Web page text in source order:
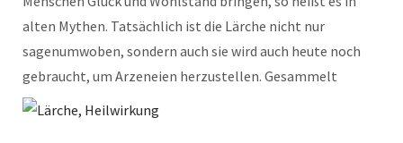
alten Mythen. Tatsächlich ist die Lärche nicht nur
sagenumwoben, sondern auch sie wird auch heute noch
gebraucht, um Arzeneien herzustellen. Gesammelt